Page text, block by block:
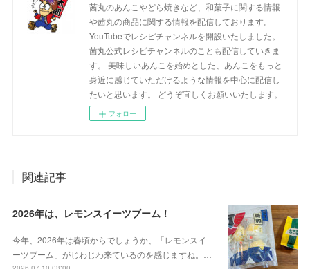
茜丸のあんこやどら焼きなど、和菓子に関する情報
や茜丸の商品に関する情報を配信しております。
YouTubeでレシピチャンネルを開設いたしました。
茜丸公式レシピチャンネルのことも配信していきま
す。 美味しいあんこを始めとした、あんこをもっと
身近に感じていただけるような情報を中心に配信し
たいと思います。 どうぞ宜しくお願いいたします。
フォロー
関連記事
2026年は、レモンスイーツブーム！
今年、2026年は春頃からでしょうか、「レモンスイ
ーツブーム」がじわじわ来ているのを感じますね。…